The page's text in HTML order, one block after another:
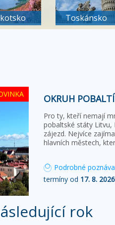
Toskánsko
OKRUH
Pro ty, kteří nemají
pobaltské státy Litvu,
zájezd. Nejvíce
hlavních městech,
Podrobné
termíny od 17. 8. 2026
rok